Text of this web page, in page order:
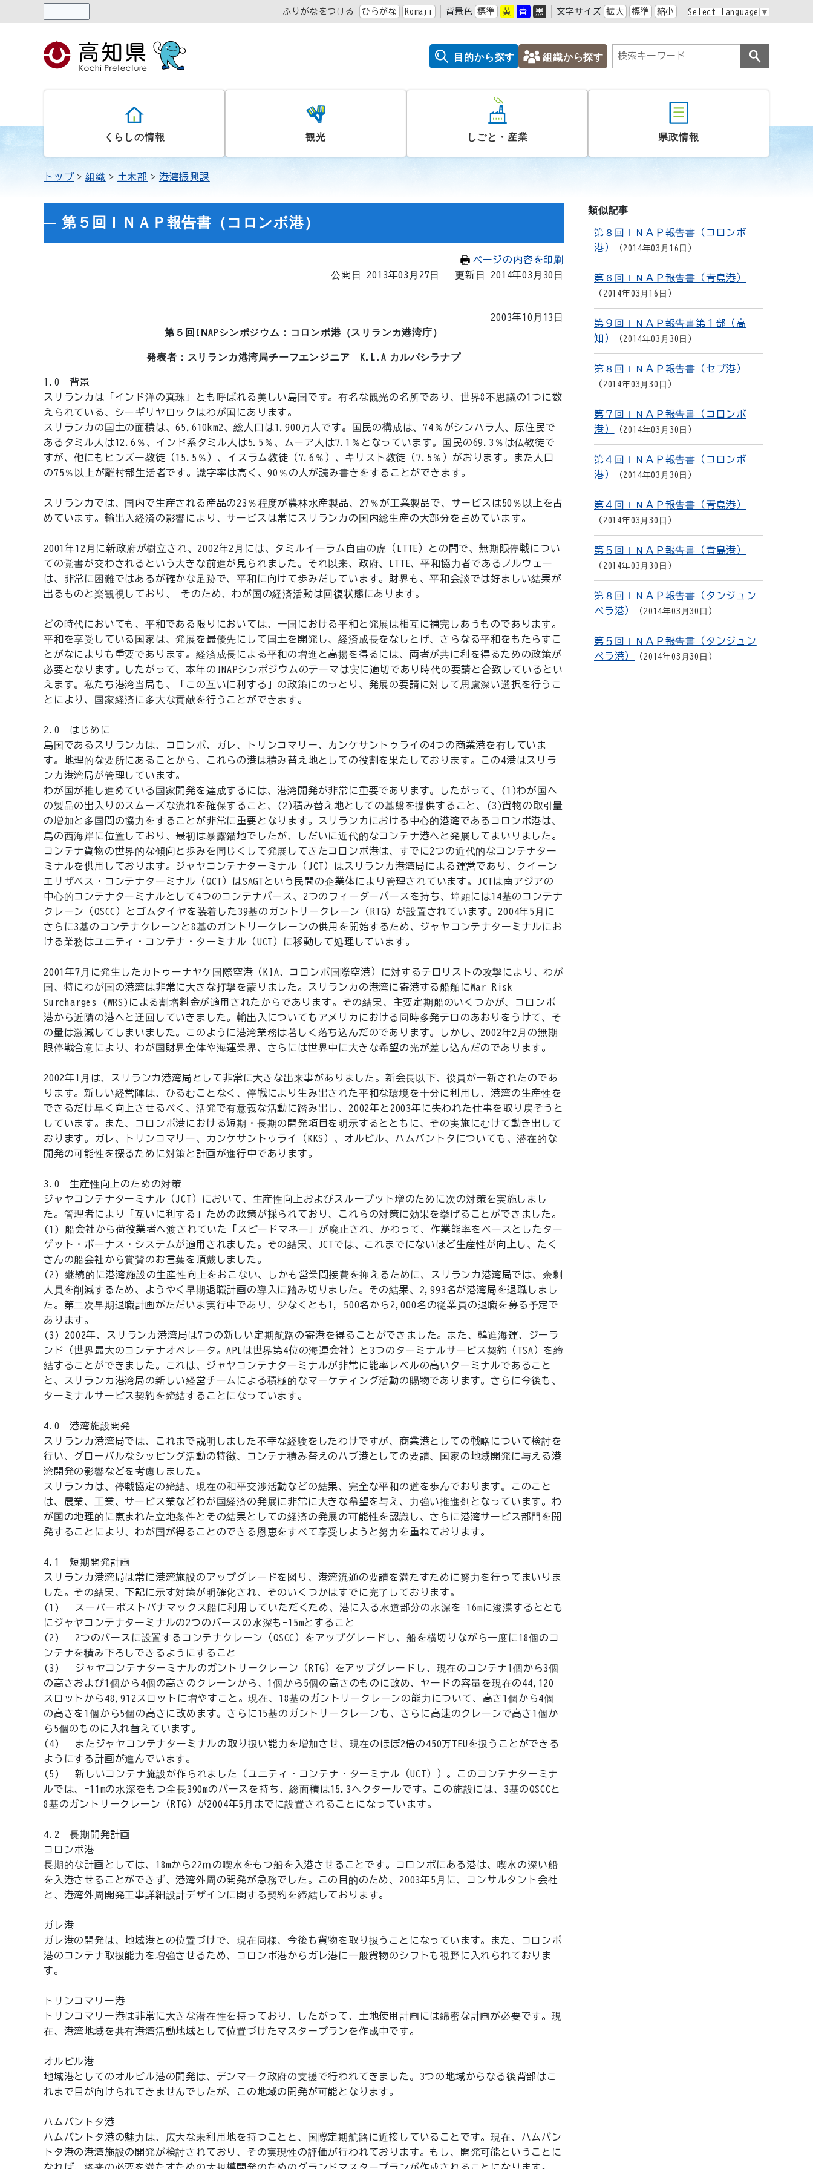
ふりがなをつける ひらがな Romaji 背景色 標準 黄 青 黒 文字サイズ 拡大 標準 縮小 Select Language ▼
目的から探す 組織から探す
くらしの情報 観光 しごと・産業 県政情報
トップ 組織 土木部 港湾振興課
第５回ＩＮＡＰ報告書（コロンボ港）
ページの内容を印刷
公開日 2013年03月27日
更新日 2014年03月30日
2003年10月13日
第５回INAPシンポジウム：コロンボ港（スリランカ港湾庁）
発表者：スリランカ港湾局チーフエンジニア K.L.A カルパシラナプ
1.0 背景
スリランカは「インド洋の真珠」とも呼ばれる美しい島国です。有名な観光の名所であり、世界8不思議の1つに数
えられている、シーギリヤロックはわが国にあります。
スリランカの国土の面積は、65,610km2、総人口は1,900万人です。国民の構成は、74％がシンハラ人、原住民で
あるタミル人は12.6％、インド系タミル人は5.5％、ムーア人は7.1％となっています。国民の69.3％は仏教徒で
すが、他にもヒンズー教徒（15.5％）、イスラム教徒（7.6％）、キリスト教徒（7.5％）がおります。また人口
の75％以上が離村部生活者です。識字率は高く、90％の人が読み書きをすることができます。
スリランカでは、国内で生産される産品の23％程度が農林水産製品、27％が工業製品で、サービスは50％以上を占
めています。輸出入経済の影響により、サービスは常にスリランカの国内総生産の大部分を占めています。
2001年12月に新政府が樹立され、2002年2月には、タミルイーラム自由の虎（LTTE）との間で、無期限停戦につい
ての覚書が交わされるという大きな前進が見られました。それ以来、政府、LTTE、平和協力者であるノルウェー
は、非常に困難ではあるが確かな足跡で、平和に向けて歩みだしています。財界も、平和会談では好ましい結果が
出るものと楽観視しており、 そのため、わが国の経済活動は回復状態にあります。
どの時代においても、平和である限りにおいては、一国における平和と発展は相互に補完しあうものであります。
平和を享受している国家は、発展を最優先にして国土を開発し、経済成長をなしとげ、さらなる平和をもたらすこ
とがなによりも重要であります。経済成長による平和の増進と高揚を得るには、両者が共に利を得るための政策が
必要となります。したがって、本年のINAPシンポジウムのテーマは実に適切であり時代の要請と合致しているとい
えます。私たち港湾当局も、「この互いに利する」の政策にのっとり、発展の要請に対して思慮深い選択を行うこ
とにより、国家経済に多大な貢献を行うことができます。
2.0 はじめに
島国であるスリランカは、コロンボ、ガレ、トリンコマリー、カンケサントゥライの4つの商業港を有していま
す。地理的な要所にあることから、これらの港は積み替え地としての役割を果たしております。この4港はスリラ
ンカ港湾局が管理しています。
わが国が推し進めている国家開発を達成するには、港湾開発が非常に重要であります。したがって、(1)わが国へ
の製品の出入りのスムーズな流れを確保すること、(2)積み替え地としての基盤を提供すること、(3)貨物の取引量
の増加と多国間の協力をすることが非常に重要となります。スリランカにおける中心的港湾であるコロンボ港は、
島の西海岸に位置しており、最初は暴露錨地でしたが、しだいに近代的なコンテナ港へと発展してまいりました。
コンテナ貨物の世界的な傾向と歩みを同じくして発展してきたコロンボ港は、すでに2つの近代的なコンテナター
ミナルを供用しております。ジャヤコンテナターミナル（JCT）はスリランカ港湾局による運営であり、クイーン
エリザベス・コンテナターミナル（QCT）はSAGTという民間の企業体により管理されています。JCTは南アジアの
中心的コンテナターミナルとして4つのコンテナバース、2つのフィーダーバースを持ち、埠頭には14基のコンテナ
クレーン（QSCC）とゴムタイヤを装着した39基のガントリークレーン（RTG）が設置されています。2004年5月に
さらに3基のコンテナクレーンと8基のガントリークレーンの供用を開始するため、ジャヤコンテナターミナルにお
ける業務はユニティ・コンテナ・ターミナル（UCT）に移動して処理しています。
2001年7月に発生したカトゥーナヤケ国際空港（KIA、コロンボ国際空港）に対するテロリストの攻撃により、わが
国、特にわが国の港湾は非常に大きな打撃を蒙りました。スリランカの港湾に寄港する船舶にWar Risk
Surcharges (WRS)による割増料金が適用されたからであります。その結果、主要定期船のいくつかが、コロンボ
港から近隣の港へと迂回していきました。輸出入についてもアメリカにおける同時多発テロのあおりをうけて、そ
の量は激減してしまいました。このように港湾業務は著しく落ち込んだのであります。しかし、2002年2月の無期
限停戦合意により、わが国財界全体や海運業界、さらには世界中に大きな希望の光が差し込んだのであります。
2002年1月は、スリランカ港湾局として非常に大きな出来事がありました。新会長以下、役員が一新されたのであ
ります。新しい経営陣は、ひるむことなく、停戦により生み出された平和な環境を十分に利用し、港湾の生産性を
できるだけ早く向上させるべく、活発で有意義な活動に踏み出し、2002年と2003年に失われた仕事を取り戻そうと
しています。また、コロンボ港における短期・長期の開発項目を明示するとともに、その実施にむけて動き出して
おります。ガレ、トリンコマリー、カンケサントゥライ（KKS）、オルビル、ハムバントタについても、潜在的な
開発の可能性を探るために対策と計画が進行中であります。
3.0 生産性向上のための対策
ジャヤコンテナターミナル（JCT）において、生産性向上およびスループット増のために次の対策を実施しまし
た。管理者により「互いに利する」ための政策が採られており、これらの対策に効果を挙げることができました。
(1) 船会社から荷役業者へ渡されていた「スピードマネー」が廃止され、かわって、作業能率をベースとしたター
ゲット・ボーナス・システムが適用されました。その結果、JCTでは、これまでにないほど生産性が向上し、たく
さんの船会社から賞賛のお言葉を頂戴しました。
(2) 継続的に港湾施設の生産性向上をおこない、しかも営業間接費を抑えるために、スリランカ港湾局では、余剰
人員を削減するため、ようやく早期退職計画の導入に踏み切りました。その結果、2,993名が港湾局を退職しまし
た。第二次早期退職計画がただいま実行中であり、少なくとも1，500名から2,000名の従業員の退職を募る予定で
あります。
(3) 2002年、スリランカ港湾局は7つの新しい定期航路の寄港を得ることができました。また、韓進海運、ジーラ
ンド（世界最大のコンテナオペレータ。APLは世界第4位の海運会社）と3つのターミナルサービス契約（TSA）を締
結することができました。これは、ジャヤコンテナターミナルが非常に能率レベルの高いターミナルであること
と、スリランカ港湾局の新しい経営チームによる積極的なマーケティング活動の賜物であります。さらに今後も、
ターミナルサービス契約を締結することになっています。
4.0 港湾施設開発
スリランカ港湾局では、これまで説明しました不幸な経験をしたわけですが、商業港としての戦略について検討を
行い、グローバルなシッピング活動の特徴、コンテナ積み替えのハブ港としての要請、国家の地域開発に与える港
湾開発の影響などを考慮しました。
スリランカは、停戦協定の締結、現在の和平交渉活動などの結果、完全な平和の道を歩んでおります。このこと
は、農業、工業、サービス業などわが国経済の発展に非常に大きな希望を与え、力強い推進剤となっています。わ
が国の地理的に恵まれた立地条件とその結果としての経済の発展の可能性を認識し、さらに港湾サービス部門を開
発することにより、わが国が得ることのできる恩恵をすべて享受しようと努力を重ねております。
4.1 短期開発計画
スリランカ港湾局は常に港湾施設のアップグレードを図り、港湾流通の要請を満たすために努力を行ってまいりま
した。その結果、下記に示す対策が明確化され、そのいくつかはすでに完了しております。
(1) スーパーポストパナマックス船に利用していただくため、港に入る水道部分の水深を−16mに浚渫するととも
にジャヤコンテナターミナルの2つのバースの水深も−15mとすること
(2) 2つのバースに設置するコンテナクレーン（QSCC）をアップグレードし、船を横切りながら一度に18個のコ
ンテナを積み下ろしできるようにすること
(3) ジャヤコンテナターミナルのガントリークレーン（RTG）をアップグレードし、現在のコンテナ1個から3個
の高さおよび1個から4個の高さのクレーンから、1個から5個の高さのものに改め、ヤードの容量を現在の44,120
スロットから48,912スロットに増やすこと。現在、18基のガントリークレーンの能力について、高さ1個から4個
の高さを1個から5個の高さに改めます。さらに15基のガントリークレーンも、さらに高速のクレーンで高さ1個か
ら5個のものに入れ替えています。
(4) またジャヤコンテナターミナルの取り扱い能力を増加させ、現在のほぼ2倍の450万TEUを扱うことができる
ようにする計画が進んでいます。
(5) 新しいコンテナ施設が作られました（ユニティ・コンテナ・ターミナル（UCT））。このコンテナターミナ
ルでは、−11mの水深をもつ全長390mのバースを持ち、総面積は15.3ヘクタールです。この施設には、3基のQSCCと
8基のガントリークレーン（RTG）が2004年5月までに設置されることになっています。
4.2 長期開発計画
コロンボ港
長期的な計画としては、18mから22ｍの喫水をもつ船を入港させることです。コロンボにある港は、喫水の深い船
を入港させることができず、港湾外周の開発が急務でした。この目的のため、2003年5月に、コンサルタント会社
と、港湾外周開発工事詳細設計デザインに関する契約を締結しております。
ガレ港
ガレ港の開発は、地域港との位置づけで、現在同様、今後も貨物を取り扱うことになっています。また、コロンボ
港のコンテナ取扱能力を増強させるため、コロンボ港からガレ港に一般貨物のシフトも視野に入れられておりま
す。
トリンコマリー港
トリンコマリー港は非常に大きな潜在性を持っており、したがって、土地使用計画には綿密な計画が必要です。現
在、港湾地域を共有港湾活動地域として位置づけたマスタープランを作成中です。
オルビル港
地域港としてのオルビル港の開発は、デンマーク政府の支援で行われてきました。3つの地域からなる後背部はこ
れまで目が向けられてきませんでしたが、この地域の開発が可能となります。
ハムバントタ港
ハムバントタ港の魅力は、広大な未利用地を持つことと、国際定期航路に近接していることです。現在、ハムバン
トタ港の港湾施設の開発が検討されており、その実現性の評価が行われております。もし、開発可能ということに
類似記事
第８回ＩＮＡＰ報告書（コロンボ
港）
2014年03月16日
第６回ＩＮＡＰ報告書（青島港）
2014年03月16日
第９回ＩＮＡＰ報告書第１部（高
知）
2014年03月30日
第８回ＩＮＡＰ報告書（セブ港）
2014年03月30日
第７回ＩＮＡＰ報告書（コロンボ
港）
2014年03月30日
第４回ＩＮＡＰ報告書（コロンボ
港）
2014年03月30日
第４回ＩＮＡＰ報告書（青島港）
2014年03月30日
第５回ＩＮＡＰ報告書（青島港）
2014年03月30日
第８回ＩＮＡＰ報告書（タンジュン
ペラ港）
2014年03月30日
第５回ＩＮＡＰ報告書（タンジュン
ペラ港）
2014年03月30日